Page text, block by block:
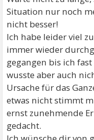
Situation nur noch
nicht besser!
Ich habe leider viel
immer wieder
gegangen bis ich
wusste aber auch
Ursache für das
etwas nicht stimmt
ernst zunehmende
gedacht.